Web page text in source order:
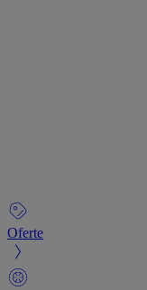
Oferte